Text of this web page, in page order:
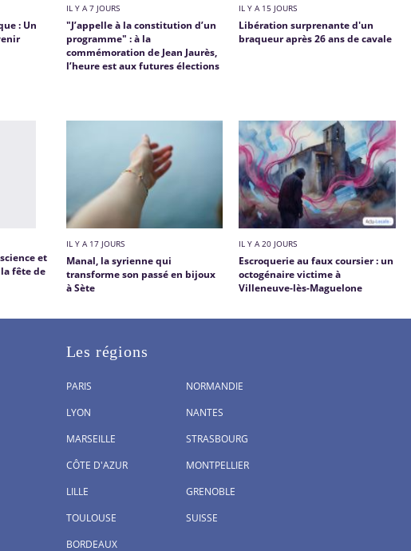
: Un
IL Y A 7 JOURS
"J’appelle à la constitution d’un
programme" : à la
commémoration de Jean Jaurès,
l’heure est aux futures élections
IL Y A 15 JOURS
Libération surprenante d'un
braqueur après 26 ans de cavale
et
fête de
IL Y A 17 JOURS
Manal, la syrienne qui
transforme son passé en bijoux
à Sète
IL Y A 20 JOURS
Escroquerie au faux coursier : un
octogénaire victime à
Villeneuve-lès-Maguelone
Les régions
PARIS
LYON
MARSEILLE
CÔTE D'AZUR
LILLE
TOULOUSE
BORDEAUX
NORMANDIE
NANTES
STRASBOURG
MONTPELLIER
GRENOBLE
SUISSE